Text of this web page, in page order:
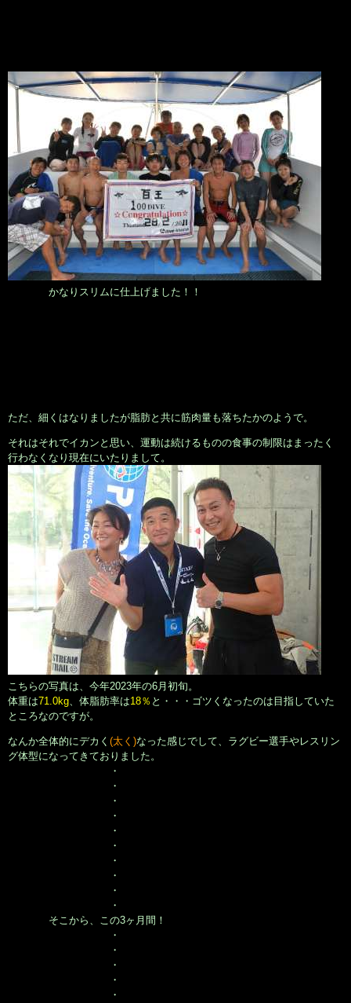
かなりスリムに仕上げました！！
ただ、細くはなりましたが脂肪と共に筋肉量も落ちたかのようで。
それはそれでイカンと思い、運動は続けるものの食事の制限はまったく
行わなくなり現在にいたりまして。
こちらの写真は、今年2023年の6月初旬。
体重は71.0kg、体脂肪率は18％ と・・・ゴツくなったのは目指していた
ところなのですが。
なんか全体的にデカく (太く)なった感じでして、ラグビー選手やレスリン
グ体型になってきておりました。
・
・
・
・
・
・
・
・
・
・
そこから、この3ヶ月間！
・
・
・
・
・